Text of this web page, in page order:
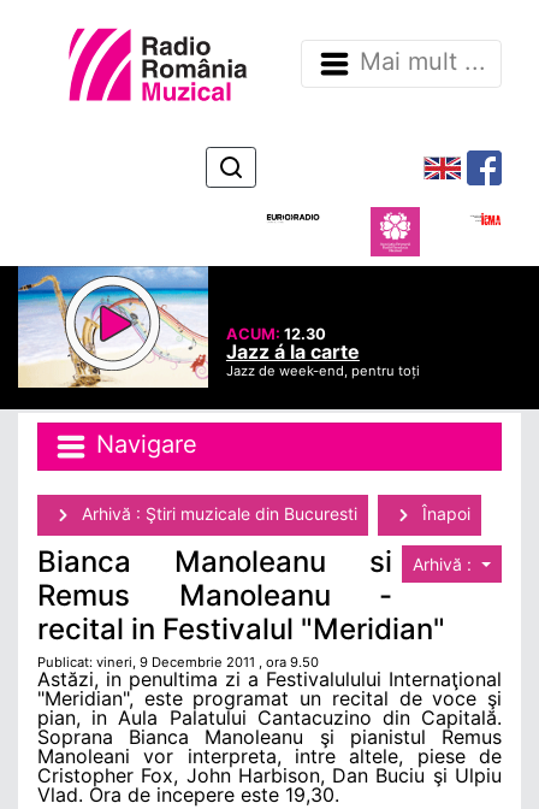
Mai mult ...
ACUM: 12.30
Jazz á la carte
Jazz de week-end, pentru toți
Navigare
Arhivă : Ştiri muzicale din Bucuresti Înapoi
Arhivă :
Bianca Manoleanu si
Remus Manoleanu -
recital in Festivalul "Meridian"
Publicat: vineri, 9 Decembrie 2011 , ora 9.50
Astăzi, in penultima zi a Festivalulului Internaţional
"Meridian", este programat un recital de voce şi
pian, in Aula Palatului Cantacuzino din Capitală.
Soprana Bianca Manoleanu şi pianistul Remus
Manoleani vor interpreta, intre altele, piese de
Cristopher Fox, John Harbison, Dan Buciu şi Ulpiu
Vlad. Ora de incepere este 19,30.